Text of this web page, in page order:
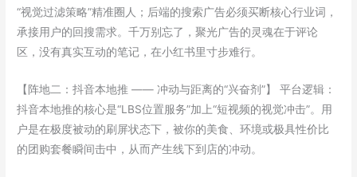
“视觉过滤策略”精准圈人；后端的搜索广告必须买断核心行业词，
承接用户的回搜需求。千万别忘了，聚光广告的灵魂在于评论
区，没有真实互动的笔记，在小红书里寸步难行。
【阵地二：抖音本地推 —— 冲动与距离的“兴奋剂”】 平台逻辑：
抖音本地推的核心是“LBS位置服务”加上“短视频的视觉冲击”。用
户是在极度被动的刷屏状态下，被你的美食、环境或极具性价比
的团购套餐瞬间击中，从而产生线下到店的冲动。